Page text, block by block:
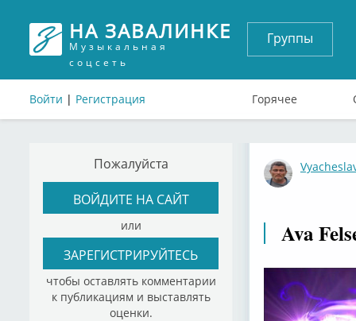
НА ЗАВАЛИНКЕ
Музыкальная
соцсеть
Войти | Регистрация
Группы
Горячее
Пожалуйста
ВОЙДИТЕ НА САЙТ
или
ЗАРЕГИСТРИРУЙТЕСЬ
чтобы оставлять комментарии
к публикациям и выставлять
оценки.
Ava